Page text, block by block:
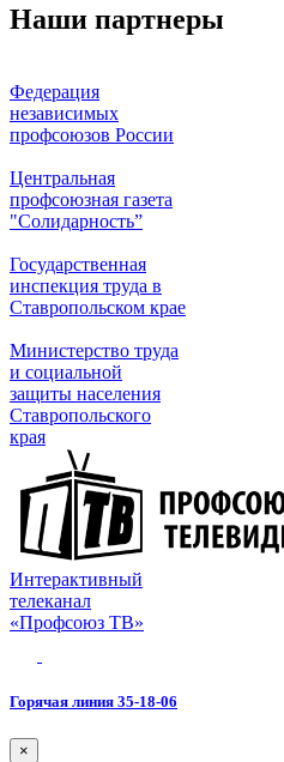
Наши партнеры
Федерация
независимых
профсоюзов России
Центральная
профсоюзная газета
"Солидарность”
Государственная
инспекция труда в
Ставропольском крае
Министерство труда
и социальной
защиты населения
Ставропольского
края
Интерактивный
телеканал
«Профсоюз ТВ»
Горячая линия 35-18-06
×